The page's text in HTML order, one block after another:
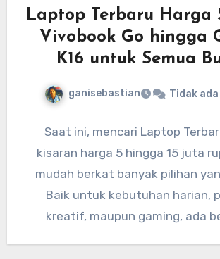
Laptop Terbaru Harga
Vivobook Go hingga
K16 untuk Semua
ganisebastian Tidak
Saat ini, mencari Laptop
kisaran harga 5 hingga 15 juta
mudah berkat banyak pilihan
Baik untuk kebutuhan harian,
kreatif, maupun gaming, ada